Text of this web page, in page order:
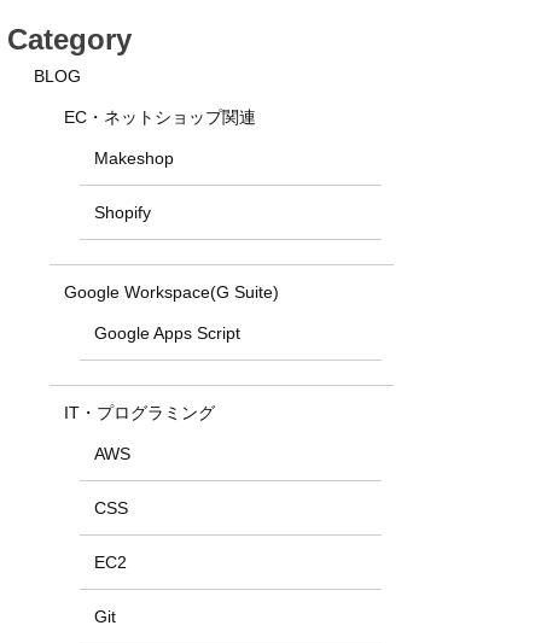
Category
BLOG
EC・ネットショップ関連
Makeshop
Shopify
Google Workspace(G Suite)
Google Apps Script
IT・プログラミング
AWS
CSS
EC2
Git